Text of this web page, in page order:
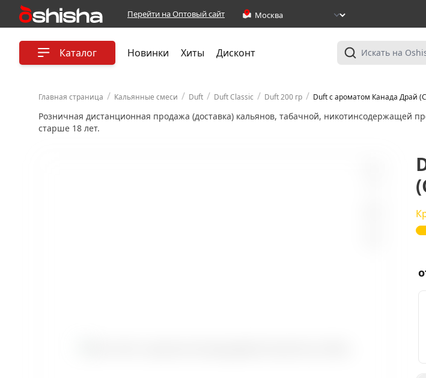
Перейти на Оптовый сайт
Каталог Новинки Хиты Дисконт
Главная страница / Кальянные смеси / Duft / Duft Classic / Duft 200 гр / Duft с ароматом Канада Драй
Розничная дистанционная продажа (доставка) кальянов, табачной, никотинсодержащей
старше 18 лет.